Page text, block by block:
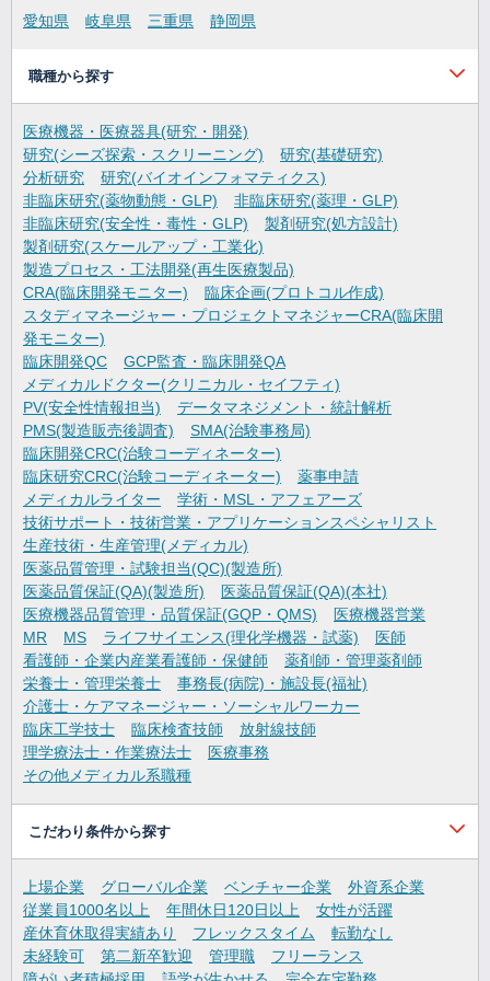
愛知県 岐阜県 三重県 静岡県
職種から探す
医療機器・医療器具(研究・開発)
研究(シーズ探索・スクリーニング)
研究(基礎研究)
分析研究
研究(バイオインフォマティクス)
非臨床研究(薬物動態・GLP)
非臨床研究(薬理・GLP)
非臨床研究(安全性・毒性・GLP)
製剤研究(処方設計)
製剤研究(スケールアップ・工業化)
製造プロセス・工法開発(再生医療製品)
CRA(臨床開発モニター)
臨床企画(プロトコル作成)
スタディマネージャー・プロジェクトマネジャーCRA(臨床開
発モニター)
臨床開発QC
GCP監査・臨床開発QA
メディカルドクター(クリニカル・セイフティ)
PV(安全性情報担当)
データマネジメント・統計解析
PMS(製造販売後調査)
SMA(治験事務局)
臨床開発CRC(治験コーディネーター)
臨床研究CRC(治験コーディネーター)
薬事申請
メディカルライター
学術・MSL・アフェアーズ
技術サポート・技術営業・アプリケーションスペシャリスト
生産技術・生産管理(メディカル)
医薬品質管理・試験担当(QC)(製造所)
医薬品質保証(QA)(製造所)
医薬品質保証(QA)(本社)
医療機器品質管理・品質保証(GQP・QMS)
医療機器営業
MR
MS ライフサイエンス(理化学機器・試薬)
医師
看護師・企業内産業看護師・保健師
薬剤師・管理薬剤師
栄養士・管理栄養士
事務長(病院)・施設長(福祉)
介護士・ケアマネージャー・ソーシャルワーカー
臨床工学技士
臨床検査技師
放射線技師
理学療法士・作業療法士
医療事務
その他メディカル系職種
こだわり条件から探す
上場企業 グローバル企業 ベンチャー企業
外資系企業
従業員1000名以上
年間休日120日以上
女性が活躍
産休育休取得実績あり
フレックスタイム
転勤なし
未経験可
第二新卒歓迎 管理職
フリーランス